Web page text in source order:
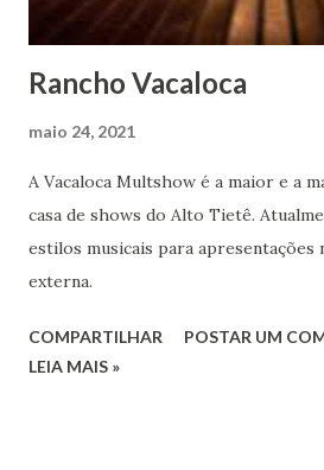
Rancho Vacaloca
maio 24, 2021
A Vacaloca Multshow é a maior e a
casa de shows do Alto Tietê.
estilos musicais para apresentações
externa.
COMPARTILHAR
POSTAR UM
LEIA MAIS »